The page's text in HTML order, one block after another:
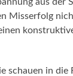
Misserfolg
schauen in die